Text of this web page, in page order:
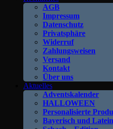
AGB
Impressum
Datenschutz
Privatsphäre
Widerruf
Zahlungsweisen
Versand
Kontakt
Über uns
Aktuelles
Adventskalender
HALLOWEEN
Personalisierte
Bayerisch und Latein